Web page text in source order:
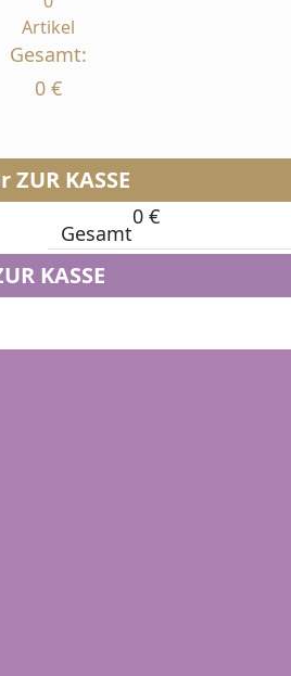
Artikel
Gesamt:
0 €
ZUR KASSE
Gesamt
0 €
KASSE